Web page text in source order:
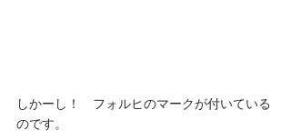
しかーし！　フォルヒのマークが付いている
のです。